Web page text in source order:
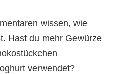
wissen, wie
Hast du mehr Gewürze
verwendet?